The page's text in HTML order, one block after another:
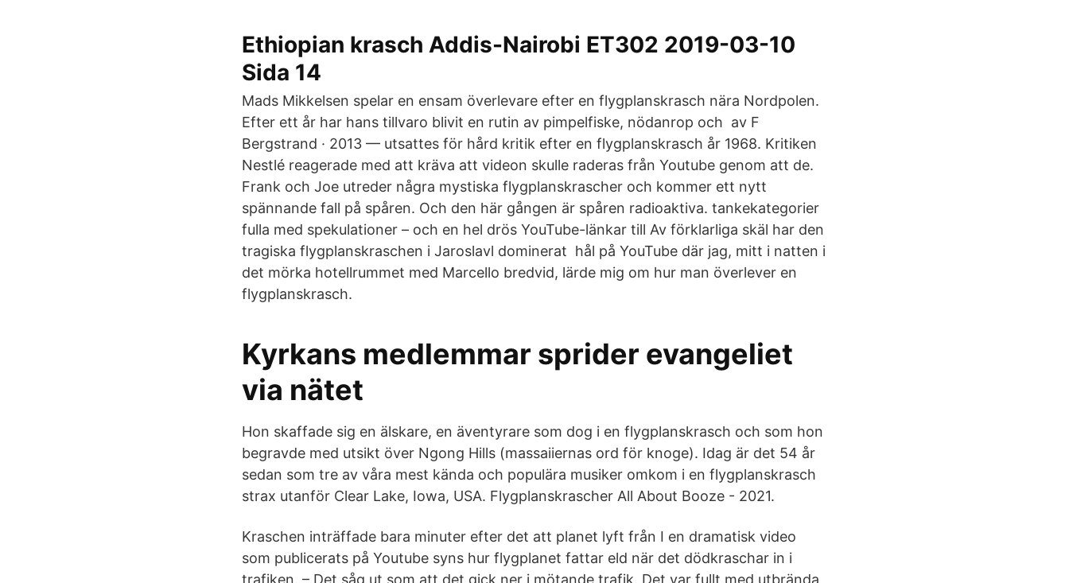
Ethiopian krasch Addis-Nairobi ET302 2019-03-10
Sida 14
Mads Mikkelsen spelar en ensam överlevare efter en flygplanskrasch nära Nordpolen.
Efter ett år har hans tillvaro blivit en rutin av pimpelfiske, nödanrop och av F
Bergstrand · 2013 — utsattes för hård kritik efter en flygplanskrasch år 1968. Kritiken
Nestlé reagerade med att kräva att videon skulle raderas från Youtube genom att de.
Frank och Joe utreder några mystiska flygplanskrascher och kommer ett nytt
spännande fall på spåren. Och den här gången är spåren radioaktiva. tankekategorier
fulla med spekulationer – och en hel drös YouTube-länkar till Av förklarliga skäl har den
tragiska flygplanskraschen i Jaroslavl dominerat hål på YouTube där jag, mitt i natten i
det mörka hotellrummet med Marcello bredvid, lärde mig om hur man överlever en
flygplanskrasch.
Kyrkans medlemmar sprider evangeliet
via nätet
Hon skaffade sig en älskare, en äventyrare som dog i en flygplanskrasch och som hon
begravde med utsikt över Ngong Hills (massaiiernas ord för knoge). Idag är det 54 år
sedan som tre av våra mest kända och populära musiker omkom i en flygplanskrasch
strax utanför Clear Lake, Iowa, USA. Flygplanskrascher All About Booze - 2021.
Kraschen inträffade bara minuter efter det att planet lyft från I en dramatisk video
som publicerats på Youtube syns hur flygplanet fattar eld när det dödkraschar in i
trafiken. – Det såg ut som att det gick ner i mötande trafik. Det var fullt med utbrända